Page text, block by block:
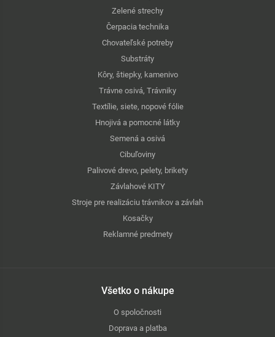
Zelené strechy
Čerpacia technika
Chovateľské potreby
Substráty
Kôry, štiepky, kamenivo
Trávne osivá, Trávniky
Textílie, siete, nopové fólie
Hnojivá a pomocné látky
Semená a osivá
Cibuľoviny
Palivové drevo, pelety, brikety
Závlahové KITY
Stroje pre realizáciu trávnikov a závlah
Kosačky
Reklamné predmety
Všetko o nákupe
O spoločnosti
Doprava a platba